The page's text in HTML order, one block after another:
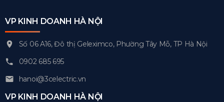
VP KINH DOANH HÀ NỘI
Số 06 A16, Đô thị Geleximco, Phường Tây Mỗ, TP Hà Nội
0902 685 695
hanoi@3celectric.vn
VP KINH DOANH HÀ NỘI